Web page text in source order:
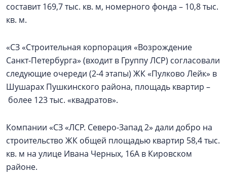
составит 169,7 тыс. кв. м, номерного фонда – 10,8 тыс.
кв. м.
«СЗ «Строительная корпорация «Возрождение
Санкт‑Петербурга» (входит в Группу ЛСР) согласовали
следующие очереди (2-4 этапы) ЖК «Пулково Лейк» в
Шушарах Пушкинского района, площадь квартир –
более 123 тыс. «квадратов».
Компании «СЗ «ЛСР. Северо-Запад 2» дали добро на
строительство ЖК общей площадью квартир 58,4 тыс.
кв. м на улице Ивана Черных, 16А в Кировском
районе.